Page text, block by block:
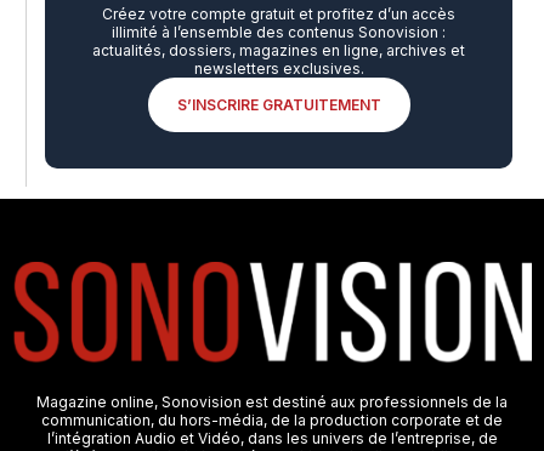
Créez votre compte gratuit et profitez d’un accès
illimité à l’ensemble des contenus Sonovision :
actualités, dossiers, magazines en ligne, archives et
newsletters exclusives.
S’INSCRIRE GRATUITEMENT
Magazine online, Sonovision est destiné aux professionnels de la
communication, du hors-média, de la production corporate et de
l’intégration Audio et Vidéo, dans les univers de l’entreprise, de